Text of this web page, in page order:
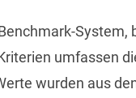
System,
umfassen
wurden aus